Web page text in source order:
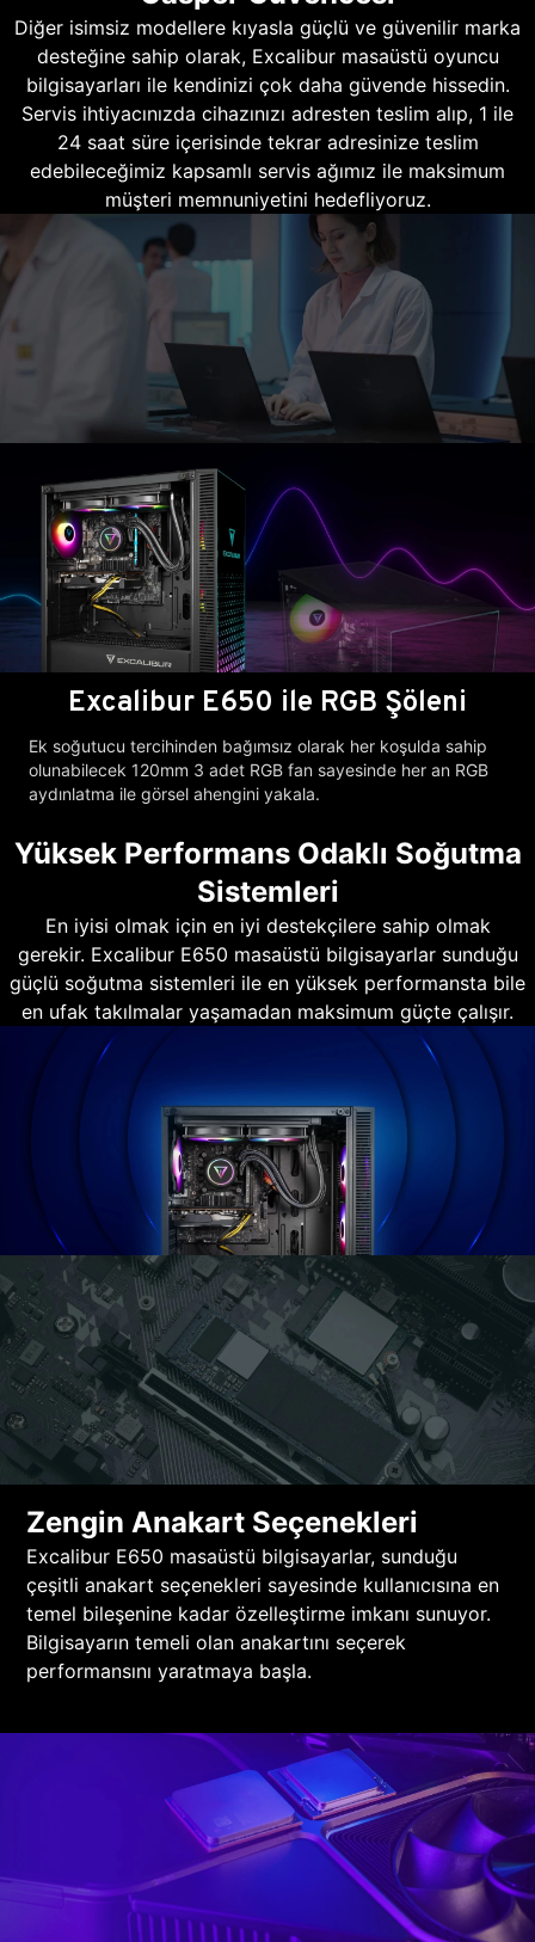
Diğer isimsiz modellere kıyasla güçlü ve güvenilir marka
desteğine sahip olarak, Excalibur masaüstü oyuncu
bilgisayarları ile kendinizi çok daha güvende hissedin.
Servis ihtiyacınızda cihazınızı adresten teslim alıp, 1 ile
24 saat süre içerisinde tekrar adresinize teslim
edebileceğimiz kapsamlı servis ağımız ile maksimum
müşteri memnuniyetini hedefliyoruz.
Excalibur E650 ile RGB Şöleni
Ek soğutucu tercihinden bağımsız olarak her koşulda sahip
olunabilecek 120mm 3 adet RGB fan sayesinde her an RGB
aydınlatma ile görsel ahengini yakala.
Yüksek Performans Odaklı Soğutma
Sistemleri
En iyisi olmak için en iyi destekçilere sahip olmak
gerekir. Excalibur E650 masaüstü bilgisayarlar sunduğu
güçlü soğutma sistemleri ile en yüksek performansta bile
en ufak takılmalar yaşamadan maksimum güçte çalışır.
Zengin Anakart Seçenekleri
Excalibur E650 masaüstü bilgisayarlar, sunduğu
çeşitli anakart seçenekleri sayesinde kullanıcısına en
temel bileşenine kadar özelleştirme imkanı sunuyor.
Bilgisayarın temeli olan anakartını seçerek
performansını yaratmaya başla.